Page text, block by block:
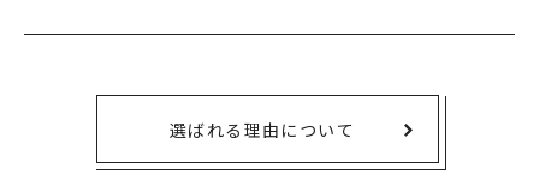
選ばれる理由について